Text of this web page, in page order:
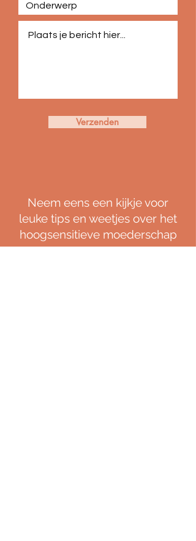
Verzenden
Neem eens een kijkje voor
leuke tips en weetjes over het
hoogsensitieve moederschap